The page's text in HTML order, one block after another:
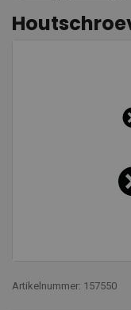
Artikelnummer: 157550